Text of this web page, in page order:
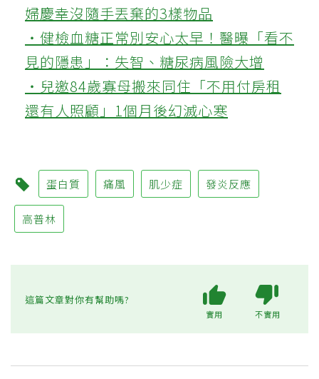
婦慶幸沒隨手丟棄的3樣物品
‧健檢血糖正常別安心太早！醫曝「看不
見的隱患」：失智、糖尿病風險大增
‧兒邀84歲寡母搬來同住「不用付房租
還有人照顧」1個月後幻滅心寒
蛋白質 痛風 肌少症 發炎反應
高普林
這篇文章對你有幫助嗎?
實用 不實用